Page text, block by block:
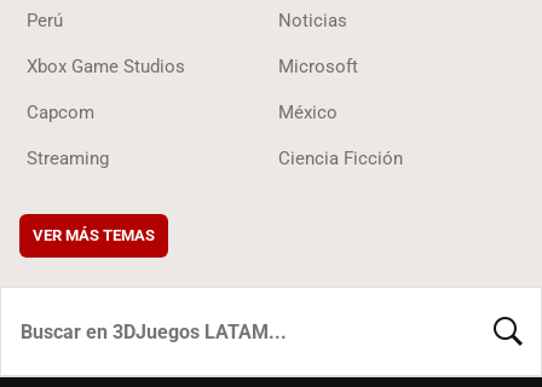
Perú Noticias
Xbox Game Studios Microsoft
Capcom México
Streaming Ciencia Ficción
VER MÁS TEMAS